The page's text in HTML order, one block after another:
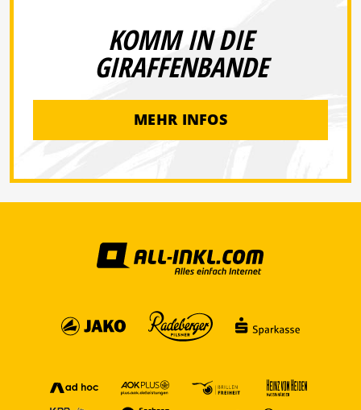
KOMM IN DIE
GIRAFFENBANDE
MEHR INFOS